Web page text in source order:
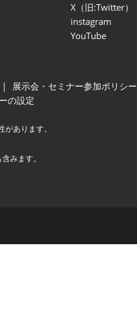
X（旧:Twitter）
instagram
YouTube
展示会・セミナー参加ポリシー
の設定
あります。
みます。